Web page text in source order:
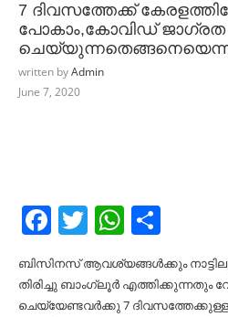
7 ദിവസത്തേക്ക്
പോകാം,കോവിഡ്
written byAdmin
June 7, 2020
Facebook
Twitter
ബിസിനസ് ആവശ്യങ്ങൾക്കും
തിരിച്ചു ബാംഗ്ലൂർ എത്തിക്കുന്നതും
ചെയ്യേണ്ടവർക്കു 7